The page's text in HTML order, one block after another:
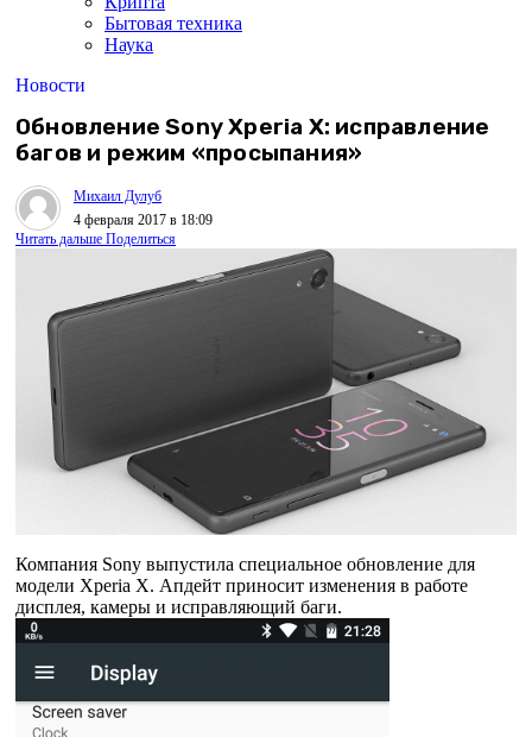
Бытовая техника
Наука
Новости
Обновление Sony Xperia X: исправление
багов и режим «просыпания»
Михаил Дулуб
4 февраля 2017 в 18:09
Читать дальше Поделиться
Компания Sony выпустила специальное обновление для
модели Xperia X. Апдейт приносит изменения в работе
дисплея, камеры и исправляющий баги.